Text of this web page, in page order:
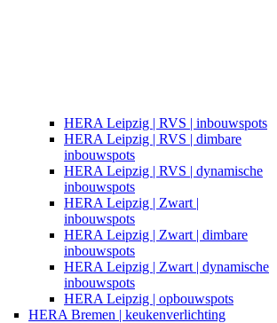
HERA Leipzig | RVS | inbouwspots
HERA Leipzig | RVS | dimbare
inbouwspots
HERA Leipzig | RVS | dynamische
inbouwspots
HERA Leipzig | Zwart |
inbouwspots​
HERA Leipzig | Zwart | dimbare
inbouwspots
HERA Leipzig | Zwart | dynamische
inbouwspots
HERA Leipzig | opbouwspots
HERA Bremen | keukenverlichting